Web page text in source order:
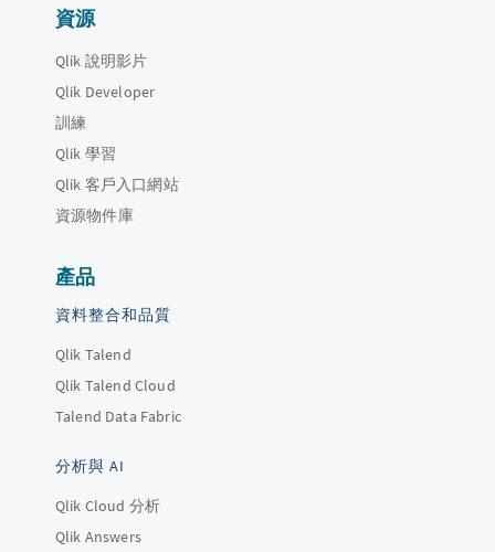
資源
Qlik 說明影片
Qlik Developer
訓練
Qlik 學習
Qlik 客戶入口網站
資源物件庫
產品
資料整合和品質
Qlik Talend
Qlik Talend Cloud
Talend Data Fabric
分析與 AI
Qlik Cloud 分析
Qlik Answers